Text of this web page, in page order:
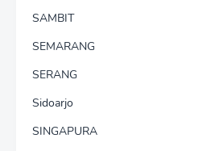
SAMBIT
SEMARANG
SERANG
Sidoarjo
SINGAPURA